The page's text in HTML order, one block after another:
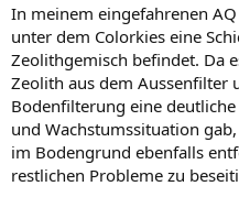
In meinem eingefahrenen
unter dem Colorkies eine
Zeolithgemisch befindet. Da
Zeolith aus dem Aussenfilter
Bodenfilterung eine
und Wachstumssituation
im Bodengrund ebenfalls
restlichen Probleme zu